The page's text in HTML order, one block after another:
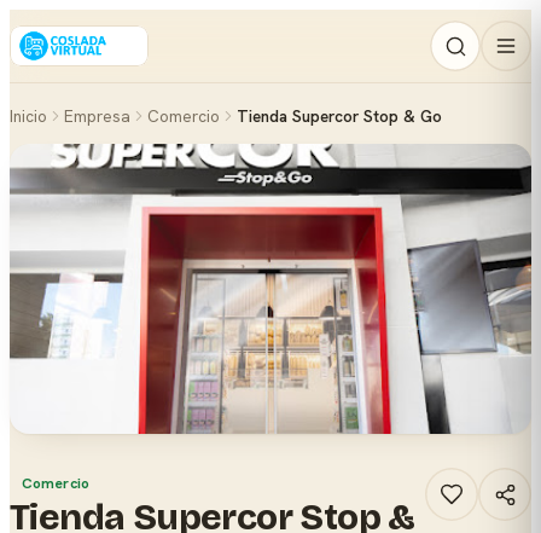
Inicio Empresa Comercio Tienda Supercor Stop & Go
Comercio
Tienda Supercor Stop &